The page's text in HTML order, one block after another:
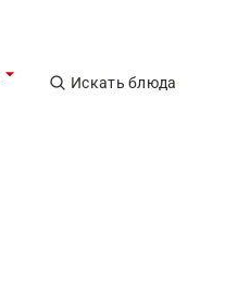
Искать блюда